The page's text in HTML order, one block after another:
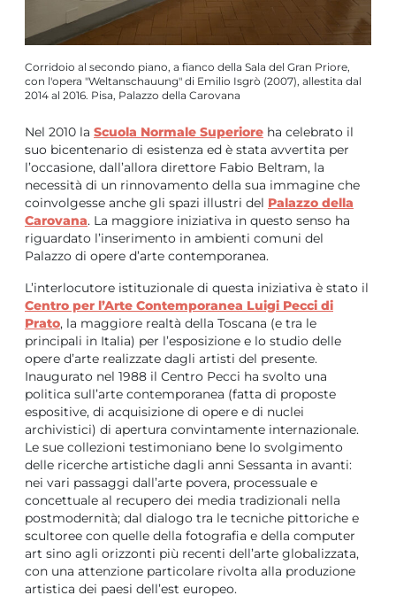
Corridoio al secondo piano, a fianco della Sala del Gran Priore,
con l'opera "Weltanschauung" di Emilio Isgrò (2007), allestita dal
2014 al 2016. Pisa, Palazzo della Carovana
Nel 2010 la Scuola Normale Superiore ha celebrato il
suo bicentenario di esistenza ed è stata avvertita per
l’occasione, dall’allora direttore Fabio Beltram, la
necessità di un rinnovamento della sua immagine che
coinvolgesse anche gli spazi illustri del Palazzo della
Carovana. La maggiore iniziativa in questo senso ha
riguardato l’inserimento in ambienti comuni del
Palazzo di opere d’arte contemporanea.
L’interlocutore istituzionale di questa iniziativa è stato il
Centro per l’Arte Contemporanea Luigi Pecci di
Prato, la maggiore realtà della Toscana (e tra le
principali in Italia) per l’esposizione e lo studio delle
opere d’arte realizzate dagli artisti del presente.
Inaugurato nel 1988 il Centro Pecci ha svolto una
politica sull’arte contemporanea (fatta di proposte
espositive, di acquisizione di opere e di nuclei
archivistici) di apertura convintamente internazionale.
Le sue collezioni testimoniano bene lo svolgimento
delle ricerche artistiche dagli anni Sessanta in avanti:
nei vari passaggi dall’arte povera, processuale e
concettuale al recupero dei media tradizionali nella
postmodernità; dal dialogo tra le tecniche pittoriche e
scultoree con quelle della fotografia e della computer
art sino agli orizzonti più recenti dell’arte globalizzata,
con una attenzione particolare rivolta alla produzione
artistica dei paesi dell’est europeo.